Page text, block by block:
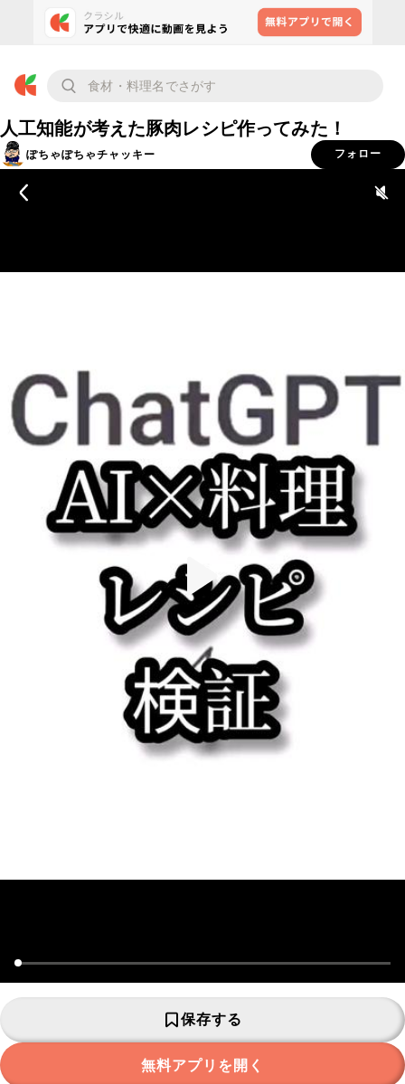
人工知能が考えた豚肉レシピ作ってみた！
ぽちゃぽちゃチャッキー フォロー
保存する
無料アプリを開く